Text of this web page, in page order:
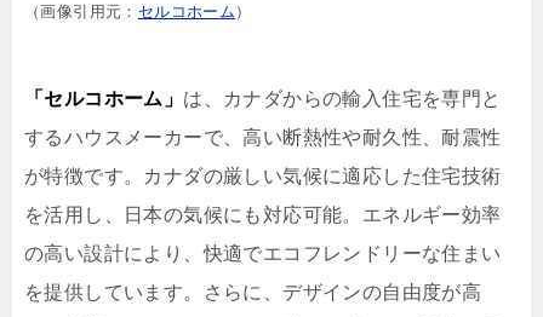
（画像引用元： セルコホーム ）
「セルコホーム」 は、カナダからの輸入住宅を専門と
するハウスメーカーで、高い断熱性や耐久性、耐震性
が特徴です。カナダの厳しい気候に適応した住宅技術
を活用し、日本の気候にも対応可能。エネルギー効率
の高い設計により、快適でエコフレンドリーな住まい
を提供しています。さらに、デザインの自由度が高